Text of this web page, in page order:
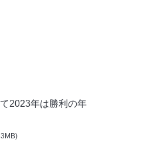
2023年は勝利の年